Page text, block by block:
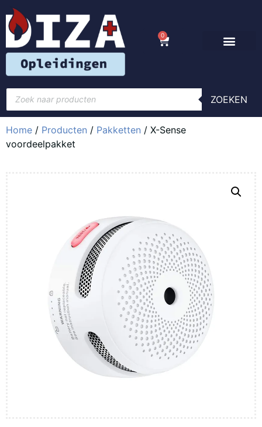
0
ZOEKEN
Home / Producten / Pakketten / X-Sense
voordeelpakket